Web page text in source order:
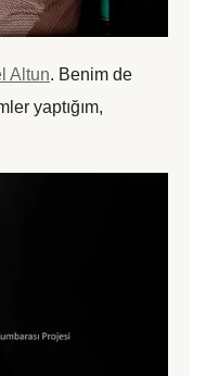
Altun. Benim de
yaptığım,